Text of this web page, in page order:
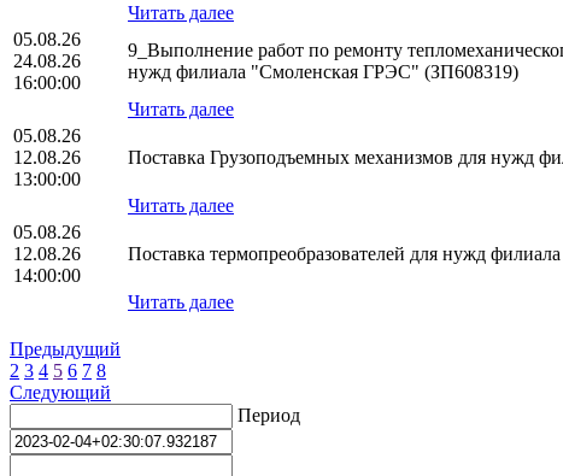
Читать далее
05.08.26
24.08.26
16:00:00
9_Выполнение работ по ремонту
нужд филиала "Смоленская ГРЭС" (ЗП608319)
Читать далее
05.08.26
12.08.26
13:00:00
Поставка Грузоподъемных механизмов для
Читать далее
05.08.26
12.08.26
14:00:00
Поставка термопреобразователей для нужд
Читать далее
Предыдущий
2 3 4 5 6 7 8
Следующий
Период